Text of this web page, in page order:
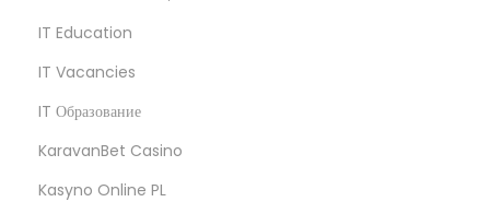
IT Education
IT Vacancies
IT Образование
KaravanBet Casino
Kasyno Online PL